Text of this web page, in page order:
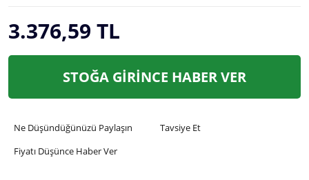
3.376,59 TL
STOĞA GİRİNCE HABER VER
Ne Düşündüğünüzü Paylaşın
Tavsiye Et
Fiyatı Düşünce Haber Ver